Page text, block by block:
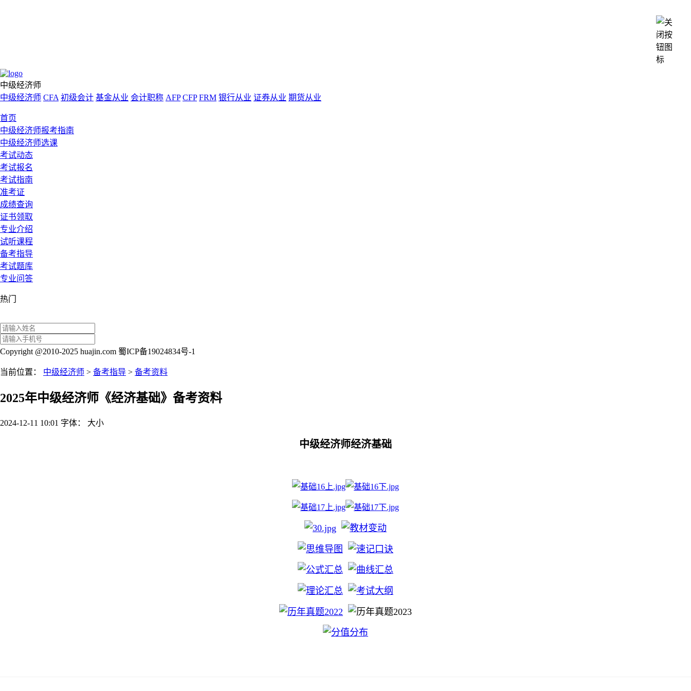
中级经济师
中级经济师 CFA 初级会计 基金从业 会计职称 AFP CFP FRM 银行从业 证券从业 期货从业
首页
中级经济师报考指南
中级经济师选课
考试动态
考试报名
考试指南
准考证
成绩查询
证书领取
专业介绍
试听课程
备考指导
考试题库
专业问答
热门
Copyright @2010-2025 huajin.com 蜀ICP备19024834号-1
当前位置： 中级经济师 > 备考指导 > 备考资料
2025年中级经济师《经济基础》备考资料
2024-12-11 10:01 字体： 大小
中级经济师经济基础